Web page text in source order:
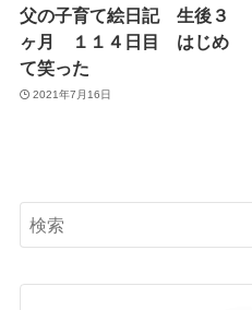
父の子育て絵日記 生後３
ヶ月 １１４日目 はじめ
て笑った
2021年7月16日